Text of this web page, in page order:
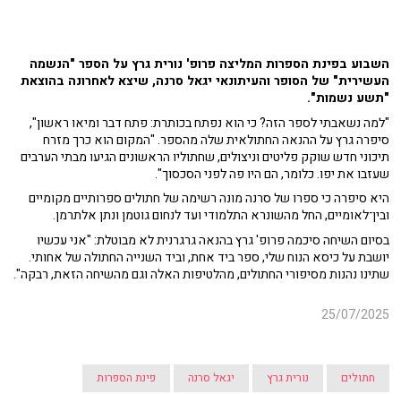
השבוע בפינת הספרות המליצה פרופ' נורית גרץ על הספר "הנשמה
העשירית" של הסופר והעיתונאי יגאל סרנה, שיצא לאחרונה בהוצאת
"תשע נשמות".
"למה נשאבתי לספר הזה? כי הוא נפתח בכותרת: פתח דבר ומיאו ראשון",
סיפרה גרץ על ההנאה החתולאית שלה מהספר. "המקום הוא כרך מזרח
תיכוני חדש שוקק פליטים וניצולים, שחתוליו הראשונים הגיעו מבתי הערבים
שעזבו את יפו. כלומר, הם היו פה לפני הסכסוך".
היא סיפרה כי ספרו של סרנה מונה רשימה של חתולים ספרותיים מקומיים
ובין־לאומיים, החל מהשונרא התלמודי ועד לנחום גוטמן ונתן אלתרמן.
בסיום השיחה סיכמה פרופ' גרץ בהנאה גרגרנית לא מבוטלת: "אני עכשיו
יושבת על כיסא הנוח שלי, ספר ביד אחת, וביד השנייה החתולה של אחותי.
שתינו נהנות מסיפורי החתולים, מהלטיפות האלה וגם מהשיחה הזאת, רבקה".
25/07/2025
חתולים נורית גרץ יגאל סרנה פינת הספרות